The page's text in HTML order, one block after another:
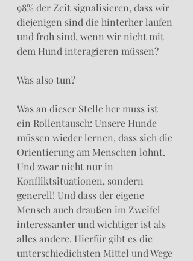
98% der Zeit signalisieren, dass wir
diejenigen sind die hinterher laufen
und froh sind, wenn wir nicht mit
dem Hund interagieren müssen?
Was also tun?
Was an dieser Stelle her muss ist
ein Rollentausch: Unsere Hunde
müssen wieder lernen, dass sich die
Orientierung am Menschen lohnt.
Und zwar nicht nur in
Konfliktsituationen, sondern
generell! Und dass der eigene
Mensch auch draußen im Zweifel
interessanter und wichtiger ist als
alles andere. Hierfür gibt es die
unterschiedichsten Mittel und Wege